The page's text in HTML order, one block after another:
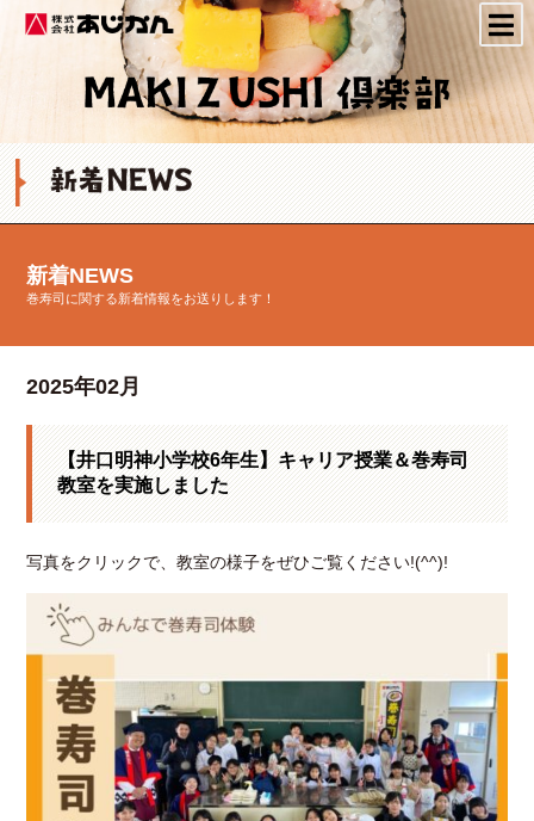
株式会社あじかん
新着NEWS
巻寿司に関する新着情報をお送りします！
2025年02月
【井口明神小学校6年生】キャリア授業＆巻寿司
教室を実施しました
写真をクリックで、教室の様子をぜひご覧ください!(^^)!